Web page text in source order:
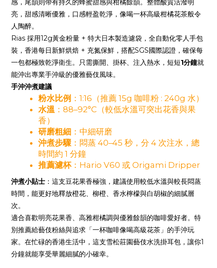
感，尾韻則帶有持久的蜂蜜甜感與柑橘餘韻。整體酸質活潑明
亮，甜感清晰優雅，口感輕盈乾淨，像喝一杯高級柑橘花茶般令
人陶醉。
Rias 採用12g黃金粉量 + 特大日本製造濾袋，全自動化零人手包
裝，香港每日新鮮烘焙 + 充氮保鮮，搭配SGS國際認證，確保每
一包都極致乾淨衛生。只需撕開、掛杯、注入熱水，短短1分鐘就
能沖出專業手沖級的優雅藝伎風味。
手沖沖煮建議
粉水比例 ：1:16（推薦 15g 咖啡粉 : 240g 水）
水溫 ：88–92°C（較低水溫可突出花香與果
香）
研磨粗細 ：中細研磨
沖煮步驟 ：悶蒸 40–45 秒，分 4 次注水，總
時間約 1 分鐘
推薦濾杯：Hario V60 或 Origami Dripper
沖煮小貼士 ：這支豆花果香極強，建議使用較低水溫與較長悶蒸
時間，能更好地釋放橙花、柳橙、香水檸檬與白胡椒的細膩層
次。
適合喜歡明亮花果香、高雅柑橘調與優雅餘韻的咖啡愛好者。特
別推薦給藝伎粉絲與追求「一杯咖啡像喝高級花茶」的手沖玩
家。在忙碌的香港生活中，這支雪松莊園藝伎水洗掛耳包，讓你1
分鐘就能享受華麗細膩的小確幸。